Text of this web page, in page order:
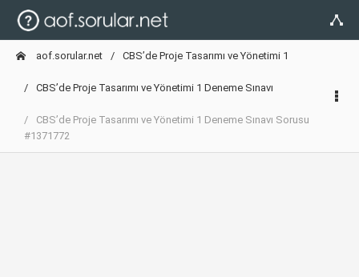
aof.sorular.net CBS’de Proje Tasarımı ve Yönetimi 1
CBS’de Proje Tasarımı ve Yönetimi 1 Deneme Sınavı
CBS’de Proje Tasarımı ve Yönetimi 1 Deneme Sınavı Sorusu
#1371772